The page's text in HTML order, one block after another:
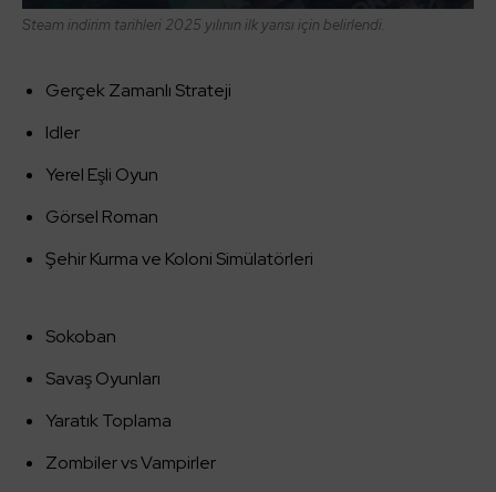
Steam indirim tarihleri 2025 yılının ilk yarısı için belirlendi.
Gerçek Zamanlı Strateji
Idler
Yerel Eşli Oyun
Görsel Roman
Şehir Kurma ve Koloni Simülatörleri
Sokoban
Savaş Oyunları
Yaratık Toplama
Zombiler vs Vampirler